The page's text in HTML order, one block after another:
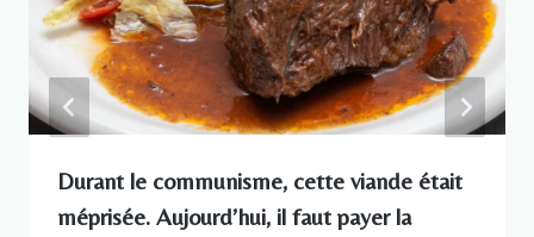
Durant le communisme, cette viande était
méprisée. Aujourd’hui, il faut payer la